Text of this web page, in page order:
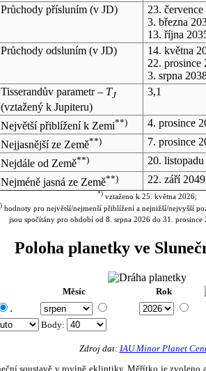
Průchody přísluním (v JD) 23.
3. března
13. října
Průchody odsluním (v JD) 14. května
22. prosince
3. srpna
Tisserandův parametr – TJ
(vztažený k Jupiteru)
3,1
Největší přiblížení k Zemi**) 4. prosince
Nejjasnější ze Země**) 7. prosince
Nejdále od Země**) 20.
Nejméně jasná ze Země**) 22. září 2049
*)vztaženo k 25. května 2026;
hodnoty pro největší/nejmenší přiblížení a nejnižší/nejvyšší
jsou spočítány pro období od 8. srpna 2026 do 31. prosince
Poloha planetky ve
Měsíc Rok
.
Body:
Zdroj dat: IAU Minor Planet
soustavě v rovině ekliptiky. Měřítko je